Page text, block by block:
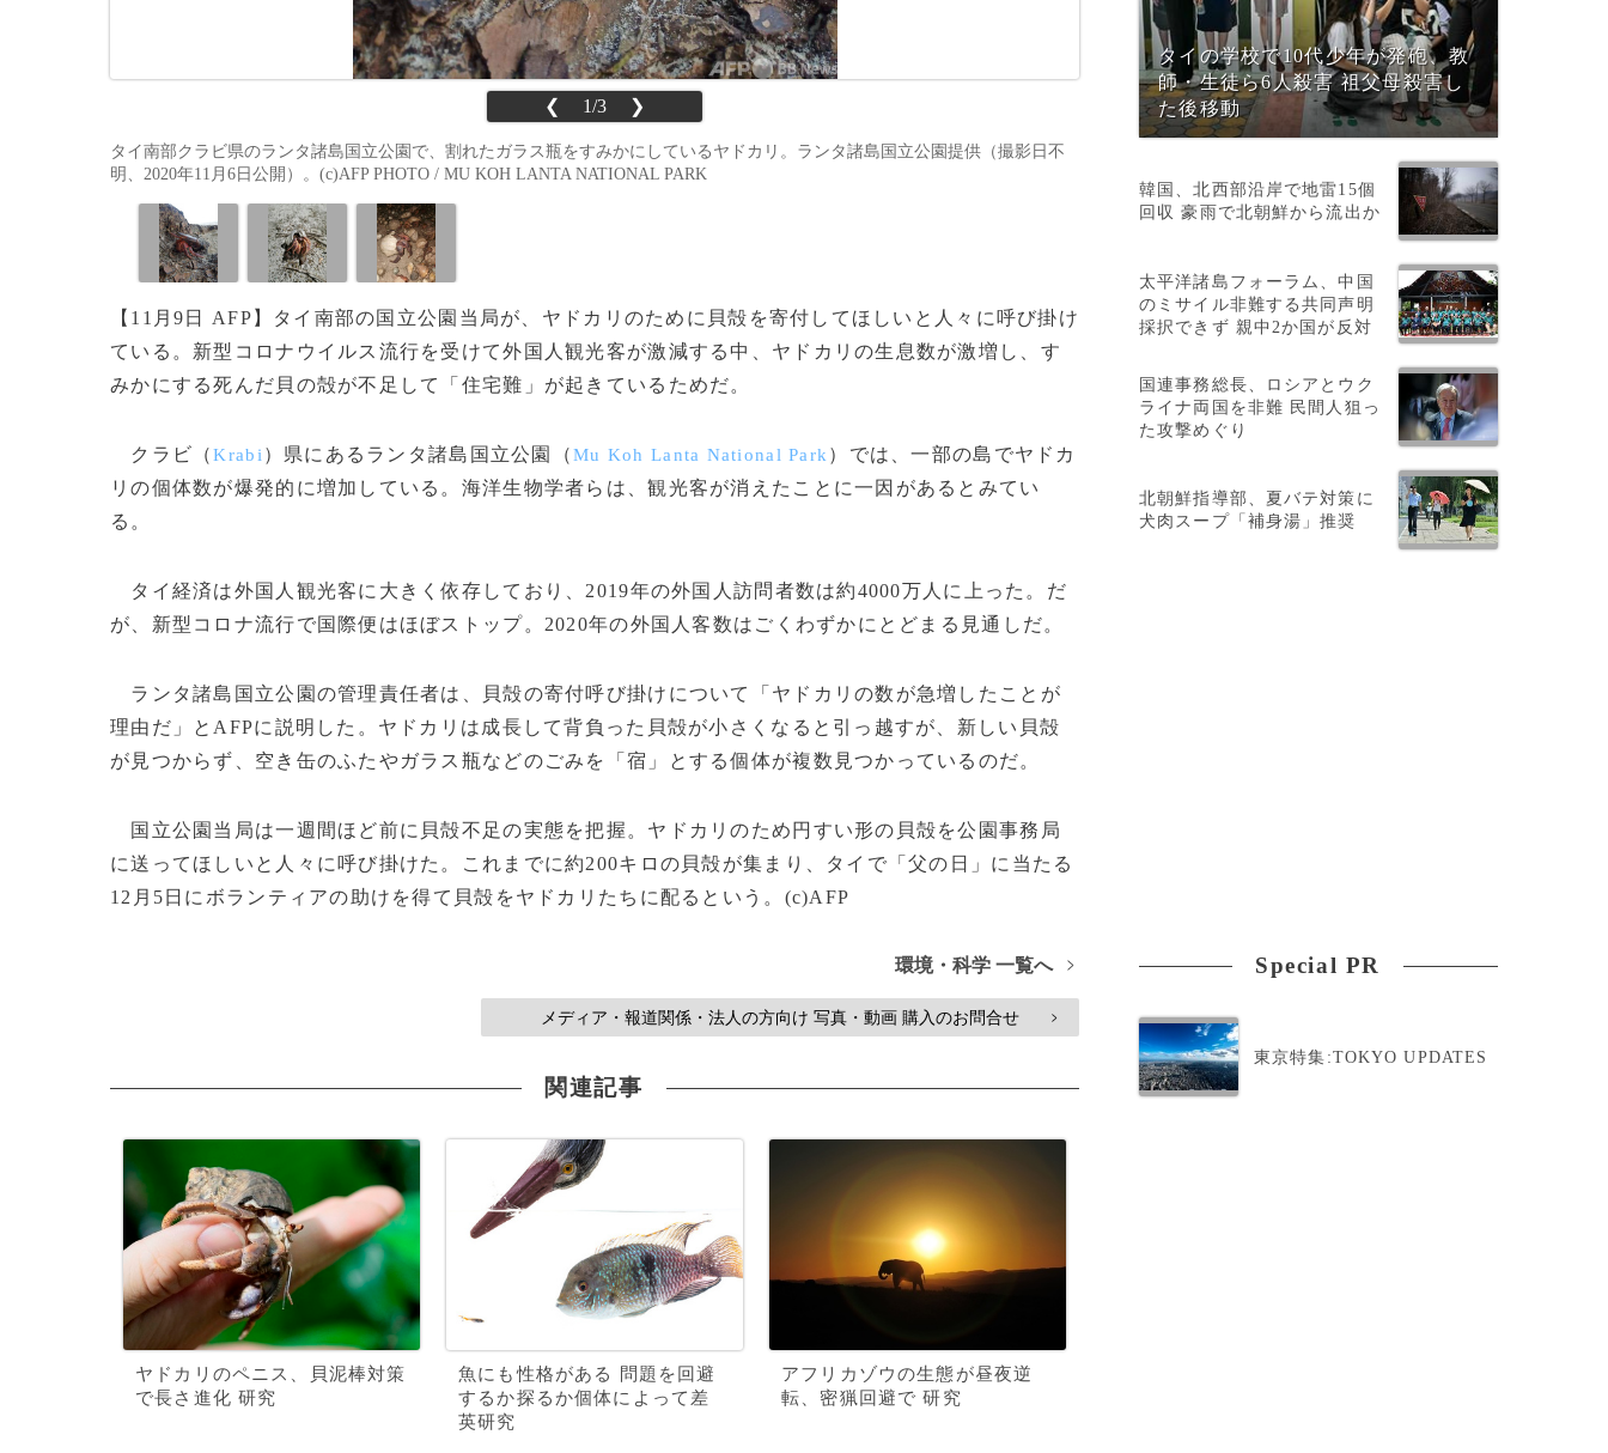
❮ 1/3 ❯
タイ南部クラビ県のランタ諸島国立公園で、割れたガラス瓶をすみかにしているヤドカリ。ランタ諸島国立公園提供（撮影日不
明、2020年11月6日公開）。(c)AFP PHOTO / MU KOH LANTA NATIONAL PARK
【11月9日 AFP】タイ南部の国立公園当局が、ヤドカリのために貝殻を寄付してほしいと人々に呼び掛け
ている。新型コロナウイルス流行を受けて外国人観光客が激減する中、ヤドカリの生息数が激増し、す
みかにする死んだ貝の殻が不足して「住宅難」が起きているためだ。
クラビ（Krabi ）県にあるランタ諸島国立公園（Mu Koh Lanta National Park ）では、一部の島でヤドカ
リの個体数が爆発的に増加している。海洋生物学者らは、観光客が消えたことに一因があるとみてい
る。
タイ経済は外国人観光客に大きく依存しており、2019年の外国人訪問者数は約4000万人に上った。だ
が、新型コロナ流行で国際便はほぼストップ。2020年の外国人客数はごくわずかにとどまる見通しだ。
ランタ諸島国立公園の管理責任者は、貝殻の寄付呼び掛けについて「ヤドカリの数が急増したことが
理由だ」とAFPに説明した。ヤドカリは成長して背負った貝殻が小さくなると引っ越すが、新しい貝殻
が見つからず、空き缶のふたやガラス瓶などのごみを「宿」とする個体が複数見つかっているのだ。
国立公園当局は一週間ほど前に貝殻不足の実態を把握。ヤドカリのため円すい形の貝殻を公園事務局
に送ってほしいと人々に呼び掛けた。これまでに約200キロの貝殻が集まり、タイで「父の日」に当たる
12月5日にボランティアの助けを得て貝殻をヤドカリたちに配るという。(c)AFP
環境・科学 一覧へ >
メディア・報道関係・法人の方向け 写真・動画 購入のお問合せ >
関連記事
ヤドカリのペニス、貝泥棒対策
で長さ進化 研究
魚にも性格がある 問題を回避
するか探るか個体によって差
英研究
アフリカゾウの生態が昼夜逆
転、密猟回避で 研究
タイの学校で10代少年が発砲、教
師・生徒ら6人殺害 祖父母殺害し
た後移動
韓国、北西部沿岸で地雷15個
回収 豪雨で北朝鮮から流出か
太平洋諸島フォーラム、中国
のミサイル非難する共同声明
採択できず 親中2か国が反対
国連事務総長、ロシアとウク
ライナ両国を非難 民間人狙っ
た攻撃めぐり
北朝鮮指導部、夏バテ対策に
犬肉スープ「補身湯」推奨
Special PR
東京特集:TOKYO UPDATES